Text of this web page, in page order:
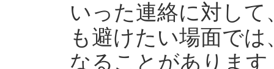
いった連絡に対し
も避けたい場面で
なることがありま